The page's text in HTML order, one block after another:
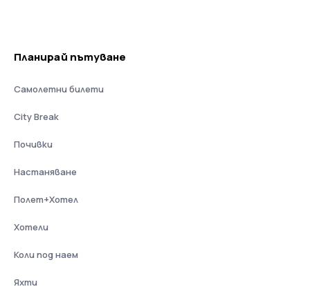
Планирай пътуване
Самолетни билети
City Break
Почивки
Настаняване
Полет+Хотел
Хотели
Коли под наем
Яхти